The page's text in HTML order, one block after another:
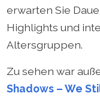
erwarten Sie
Highlights und
Altersgruppen.
Zu sehen war
Shadows – We